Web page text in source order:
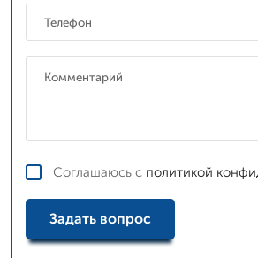
Соглашаюсь с политикой
Задать вопрос